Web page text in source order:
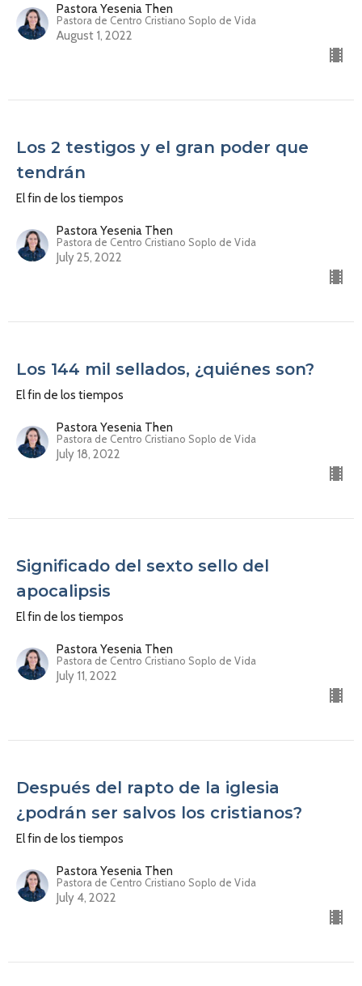
Pastora Yesenia Then
Pastora de Centro Cristiano Soplo de Vida
August 1, 2022
Los 2 testigos y el gran poder que
tendrán
El fin de los tiempos
Pastora Yesenia Then
Pastora de Centro Cristiano Soplo de Vida
July 25, 2022
Los 144 mil sellados, ¿quiénes son?
El fin de los tiempos
Pastora Yesenia Then
Pastora de Centro Cristiano Soplo de Vida
July 18, 2022
Significado del sexto sello del
apocalipsis
El fin de los tiempos
Pastora Yesenia Then
Pastora de Centro Cristiano Soplo de Vida
July 11, 2022
Después del rapto de la iglesia
¿podrán ser salvos los cristianos?
El fin de los tiempos
Pastora Yesenia Then
Pastora de Centro Cristiano Soplo de Vida
July 4, 2022